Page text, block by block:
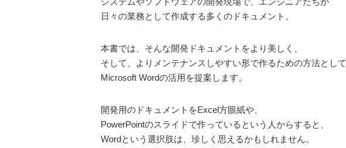
日々の業務として作成する多くのドキュメント。
本書では、そんな開発ドキュメントをより美しく、
そして、よりメンテナンスしやすい形で作るための方法として
Microsoft Wordの活用を提案します。
開発用のドキュメントをExcel方眼紙や、
PowerPointのスライドで作っているという人からすると、
Wordという選択肢は、珍しく思えるかもしれません。